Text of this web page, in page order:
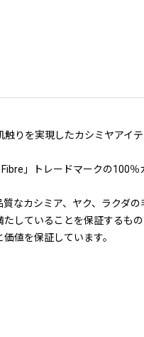
りを実現したカシミヤアイ
」トレードマークの100％
なカシミア、ヤク、ラクダ
していることを保証するも
値を保証しています。